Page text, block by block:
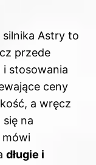
silnika Astry to
przede
stosowania
ceny
a wręcz
na
mówi
długie i